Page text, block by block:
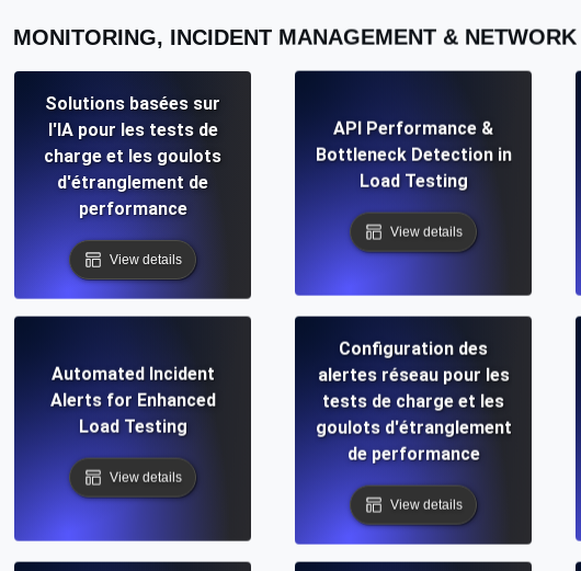
MONITORING, INCIDENT MANAGEMENT &
Solutions basées sur
l'IA pour les tests de
charge et les goulots
d'étranglement de
performance
View details
API Performance &
Bottleneck Detection in
Load Testing
View details
Automated Incident
Alerts for Enhanced
Load Testing
View details
Configuration des
alertes réseau pour les
tests de charge et les
goulots d'étranglement
de performance
View details